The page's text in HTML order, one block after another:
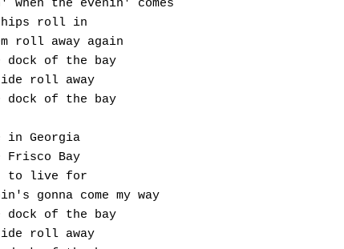
the evenin' comes
roll in
roll away again
of the bay
roll away
of the bay
in Georgia
Frisco Bay
to live for
gonna come my way
of the bay
roll away